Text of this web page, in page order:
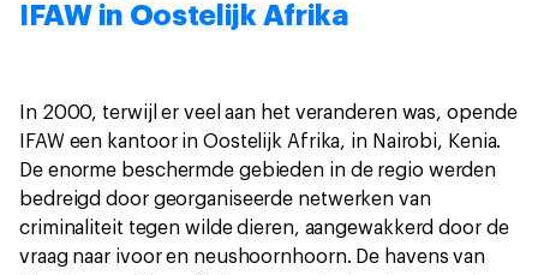
IFAW in Oostelijk Afrika
In 2000, terwijl er veel aan het veranderen was, opende
IFAW een kantoor in Oostelijk Afrika, in Nairobi, Kenia.
De enorme beschermde gebieden in de regio werden
bedreigd door georganiseerde netwerken van
criminaliteit tegen wilde dieren, aangewakkerd door de
vraag naar ivoor en neushoornhoorn. De havens van